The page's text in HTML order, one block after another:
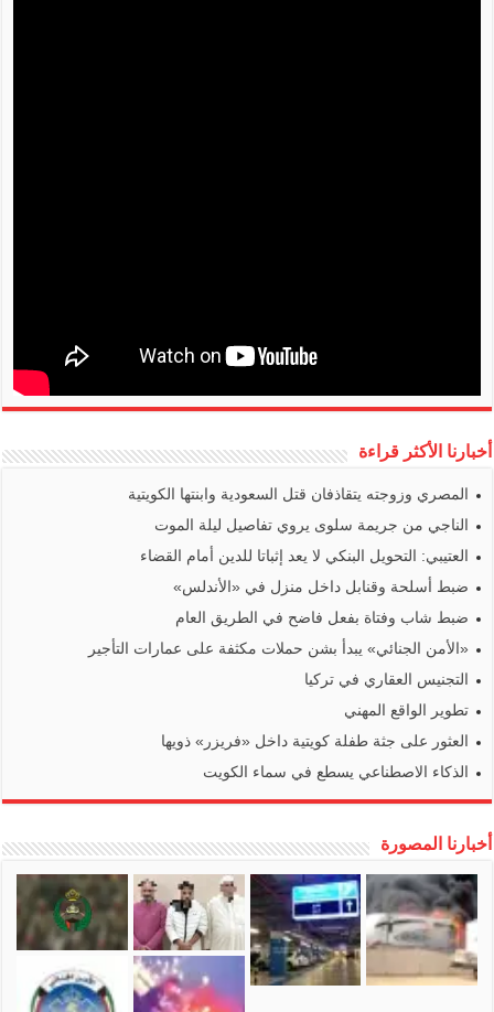
أخبارنا الأكثر قراءة
المصري وزوجته يتقاذفان قتل السعودية وابنتها الكويتية
الناجي من جريمة سلوى يروي تفاصيل ليلة الموت
العتيبي: التحويل البنكي لا يعد إثباتا للدين أمام القضاء
ضبط أسلحة وقنابل داخل منزل في «الأندلس»
ضبط شاب وفتاة بفعل فاضح في الطريق العام
«الأمن الجنائي» يبدأ بشن حملات مكثفة على عمارات التأجير
التجنيس العقاري في تركيا
تطوير الواقع المهني
العثور على جثة طفلة كويتية داخل «فريزر» ذويها
الذكاء الاصطناعي يسطع في سماء الكويت
أخبارنا المصورة